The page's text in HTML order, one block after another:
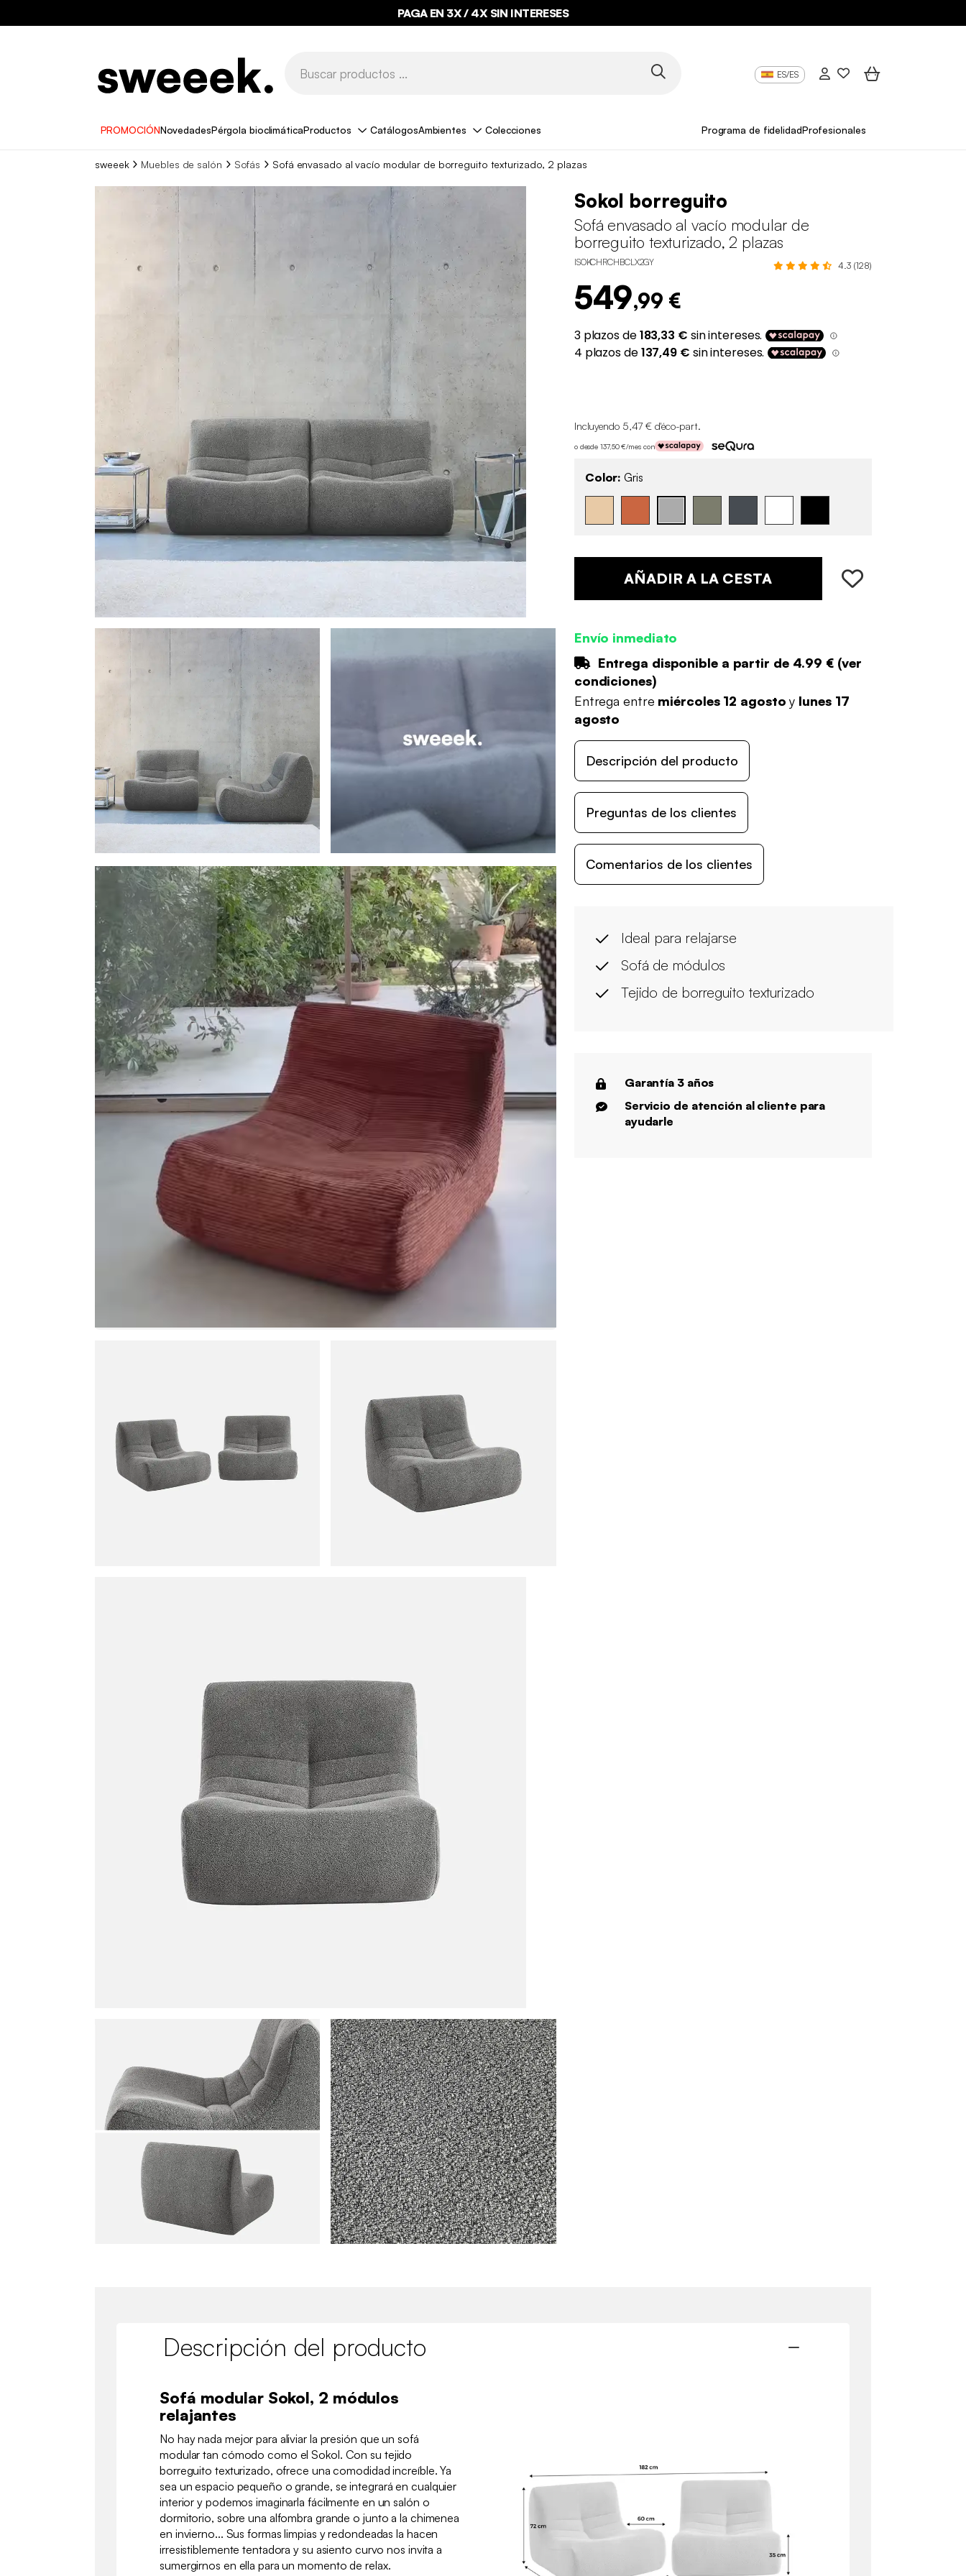
PAGA EN 3X / 4X SIN INTERESES
ES/ES
PROMOCIÓNNovedadesPérgola bioclimáticaProductos CatálogosAmbientes Colecciones Programa de fidelidadProfesionales
sweeek Muebles de salón Sofás Sofá envasado al vacío modular de borreguito texturizado, 2 plazas
Sokol borreguito
Sofá envasado al vacío modular de
borreguito texturizado, 2 plazas
ISOKCHRCHBCLX2GY 4.3 (128)
549,99 €
Incluyendo 5,47 € d'éco-part.
o desde 137,50 €/mes con
Color: Gris
AÑADIR A LA CESTA
Envío inmediato
Entrega disponible a partir de 4.99 € (ver
condiciones)
Entrega entre miércoles 12 agostoy lunes 17
agosto
Descripción del producto
Preguntas de los clientes
Comentarios de los clientes
Ideal para relajarse
Sofá de módulos
Tejido de borreguito texturizado
Garantía 3 años
Servicio de atención al cliente para
ayudarle
Descripción del producto
Sofá modular Sokol, 2 módulos
relajantes
No hay nada mejor para aliviar la presión que un sofá
modular tan cómodo como el Sokol. Con su tejido
borreguito texturizado, ofrece una comodidad increíble. Ya
sea un espacio pequeño o grande, se integrará en cualquier
interior y podemos imaginarla fácilmente en un salón o
dormitorio, sobre una alfombra grande o junto a la chimenea
en invierno... Sus formas limpias y redondeadas la hacen
irresistiblemente tentadora y su asiento curvo nos invita a
sumergirnos en ella para un momento de relax.